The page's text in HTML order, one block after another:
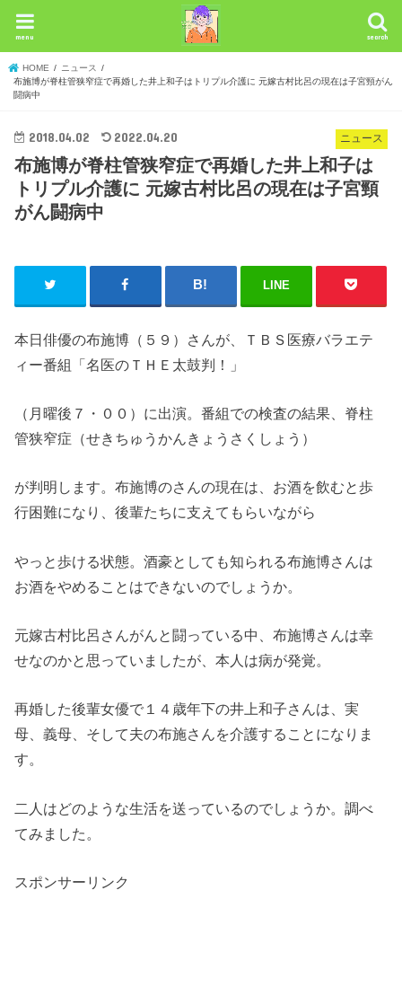
search
menu
HOME
ニュース
布施博が脊柱管狭窄症で再婚した井上和子はトリプル介護に 元嫁古村比呂の現在は子宮頸がん
闘病中
ニュース
2018.04.02 2022.04.20
布施博が脊柱管狭窄症で再婚した井上和子は
トリプル介護に 元嫁古村比呂の現在は子宮頸
がん闘病中
LINE
本日俳優の布施博（５９）さんが、ＴＢＳ医療バラエテ
ィー番組「名医のＴＨＥ太鼓判！」
（月曜後７・００）に出演。番組での検査の結果、脊柱
管狭窄症（せきちゅうかんきょうさくしょう）
が判明します。布施博のさんの現在は、お酒を飲むと歩
行困難になり、後輩たちに支えてもらいながら
やっと歩ける状態。酒豪としても知られる布施博さんは
お酒をやめることはできないのでしょうか。
元嫁古村比呂さんがんと闘っている中、布施博さんは幸
せなのかと思っていましたが、本人は病が発覚。
再婚した後輩女優で１４歳年下の井上和子さんは、実
母、義母、そして夫の布施さんを介護することになりま
す。
二人はどのような生活を送っているのでしょうか。調べ
てみました。
スポンサーリンク